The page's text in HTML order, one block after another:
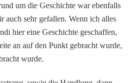
um die Geschichte war ebenfalls
auch sehr gefallen. Wenn ich alles
hier eine Geschichte geschaffen,
an auf den Punkt gebracht wurde,
wurde.